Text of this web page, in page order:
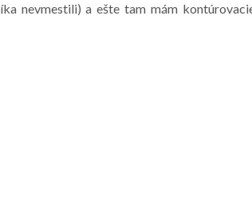
nevmestili) a ešte tam mám